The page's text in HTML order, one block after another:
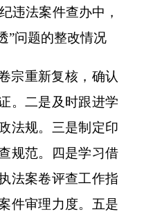
违法案件查办中，
”问题的整改情况
宗重新复核，确认
。二是及时跟进学
法规。三是制定印
规范。四是学习借
法案卷评查工作指
件审理力度。五是